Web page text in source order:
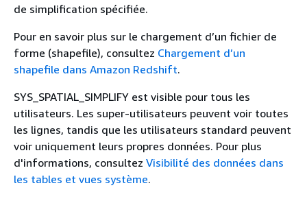
de simplification spécifiée.
Pour en savoir plus sur le chargement d’un fichier de
forme (shapefile), consultez Chargement d’un
shapefile dans Amazon Redshift.
SYS_SPATIAL_SIMPLIFY est visible pour tous les
utilisateurs. Les super-utilisateurs peuvent voir toutes
les lignes, tandis que les utilisateurs standard peuvent
voir uniquement leurs propres données. Pour plus
d'informations, consultez Visibilité des données dans
les tables et vues système.